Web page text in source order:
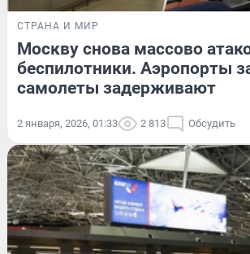
СТРАНА И МИР
Москву снова массово
беспилотники. Аэропорты
самолеты задерживают
2 января, 2026, 01:33 2 813 Обсудить